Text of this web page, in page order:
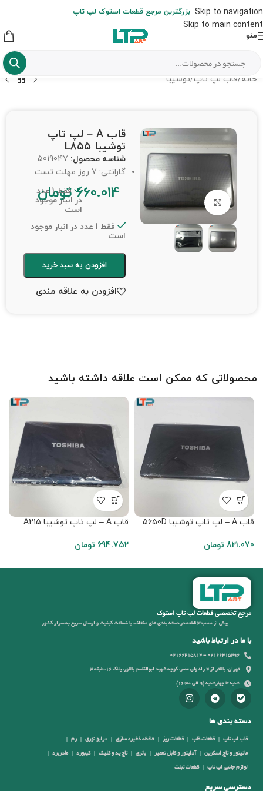
Skip to navigation
Skip to main content
از شهرستان به عهده مشتری است)
بزرگترین مرجع قطعات استوک لپ تاپ
منو
خانه /قاب لپ تاپ/توشیبا
برای بزرگنمایی کلیک کنید
قاب A – لپ تاپ
توشیبا L855
شناسه محصول: 5019047
گارانتی: 7 روز مهلت تست
660.014 تومان
فقط 1 عدد
در انبار موجود
است
فقط 1 عدد در انبار موجود
است
افزودن به سبد خرید
افزودن به علاقه مندی
محصولاتی که ممکن است علاقه داشته باشید
قاب A – لپ تاپ توشیبا 5650D
821.070 تومان
قاب A – لپ تاپ توشیبا A215
694.752 تومان
مرجع تخصصی قطعات لپ تاپ استوک
بیش از 30,000 قطعه در دسته بندی های مختلف، با ضمانت کیفیت و ارسال سریع به سرار کشور
با ما در ارتباط باشید
02166415396 - 02166415814
تهران، بالاتر از 4 راه ولی عصر، کوچه شهید ابوالقاسم بالاور، پلاک 16، طبقه 3
شنبه تا چهارشنبه (9 الی 16:30)
دسته بندی ها
قاب لپ تاپ قطعات قاب قطعات ریز حافظه ذخیره سازی درایو نوری رم
مانیتور و تاچ اسکرین آداپتور و کابل تعمیر باتری تاچ پد و کلیک کیبورد مادربرد
لوازم جانبی لپ تاپ قطعات تبلت
دسترسی سریع